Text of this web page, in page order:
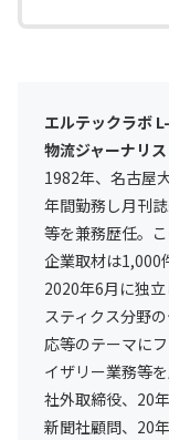
エルテックラボ
物流ジャーナリ
1982年、名古屋
年間勤務し月刊
等を兼務歴任。
企業取材は1,000
2020年6月に独
スティクス分野
応等のテーマに
イザリー業務等
社外取締役、20
新聞社顧問、20